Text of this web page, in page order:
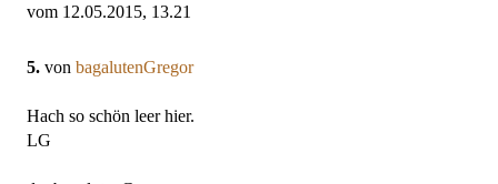
vom 12.05.2015, 13.21
5. von bagalutenGregor
Hach so schön leer hier.
LG